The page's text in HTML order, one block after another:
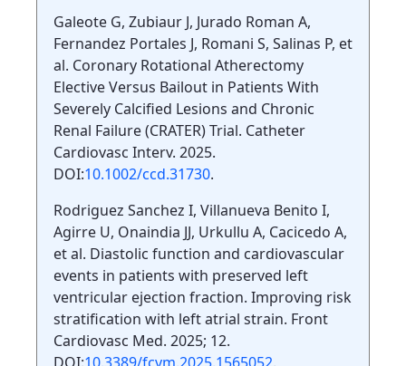
Galeote G, Zubiaur J, Jurado Roman A,
Fernandez Portales J, Romani S, Salinas P, et
al. Coronary Rotational Atherectomy
Elective Versus Bailout in Patients With
Severely Calcified Lesions and Chronic
Renal Failure (CRATER) Trial. Catheter
Cardiovasc Interv. 2025.
DOI:10.1002/ccd.31730.
Rodriguez Sanchez I, Villanueva Benito I,
Agirre U, Onaindia JJ, Urkullu A, Cacicedo A,
et al. Diastolic function and cardiovascular
events in patients with preserved left
ventricular ejection fraction. Improving risk
stratification with left atrial strain. Front
Cardiovasc Med. 2025; 12.